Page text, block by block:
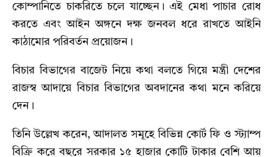
কোম্পানিতে চাকরিতে চলে যাচ্ছেন। এই মেধা পাচার রোধ
করতে এবং আইন অঙ্গনে দক্ষ জনবল ধরে রাখতে আইনি
কাঠামোর পরিবর্তন প্রয়োজন।
বিচার বিভাগের বাজেট নিয়ে কথা বলতে গিয়ে মন্ত্রী দেশের
রাজস্ব আদায়ে বিচার বিভাগের অবদানের কথা মনে করিয়ে
দেন।
তিনি উল্লেখ করেন, আদালত সমূহে বিভিন্ন কোর্ট ফি ও স্ট্যাম্প
বিক্রি করে বছরে সরকার ১৫ হাজার কোটি টাকার বেশি আয়